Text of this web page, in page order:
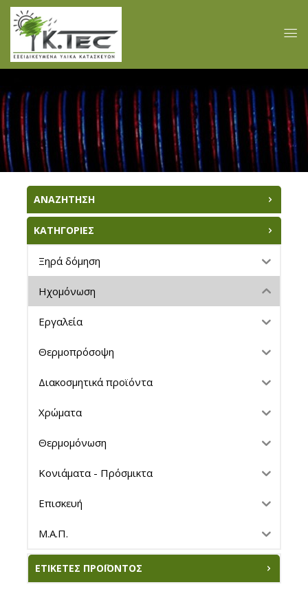
ΑΝΑΖΗΤΗΣΗ
ΚΑΤΗΓΟΡΙΕΣ
Ξηρά δόμηση
Ηχομόνωση
Εργαλεία
Θερμοπρόσοψη
Διακοσμητικά προϊόντα
Χρώματα
Θερμομόνωση
Κονιάματα - Πρόσμικτα
Επισκευή
Μ.Α.Π.
ΕΤΙΚΈΤΕΣ ΠΡΟΪΌΝΤΟΣ